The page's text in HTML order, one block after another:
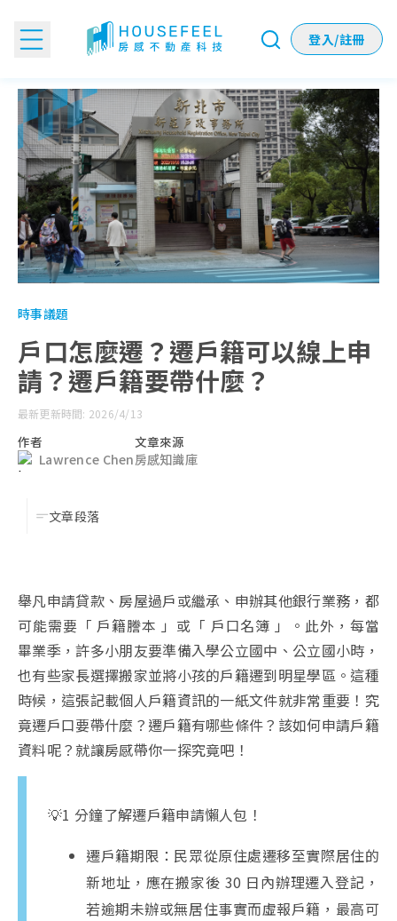
登入/註冊
戶口怎麼遷？遷戶籍可以線上申請？遷戶籍要帶什麼？
時事議題
戶口怎麼遷？遷戶籍可以線上申
請？遷戶籍要帶什麼？
最新更新時間: 2026/4/13
作者
Lawrence Chen
文章來源
房感知識庫
文章段落
舉凡申請貸款、房屋過戶或繼承、申辦其他銀行業務，都
可能需要「 戶籍謄本 」或「 戶口名簿 」。此外，每當
畢業季，許多小朋友要準備入學公立國中、公立國小時，
也有些家長選擇搬家並將小孩的戶籍遷到明星學區。這種
時候，這張記載個人戶籍資訊的一紙文件就非常重要！究
竟遷戶口要帶什麼？遷戶籍有哪些條件？該如何申請戶籍
資料呢？就讓房感帶你一探究竟吧！
💡1 分鐘了解遷戶籍申請懶人包！
遷戶籍期限：民眾從原住處遷移至實際居住的
新地址，應在搬家後 30 日內辦理遷入登記，
若逾期未辦或無居住事實而虛報戶籍，最高可